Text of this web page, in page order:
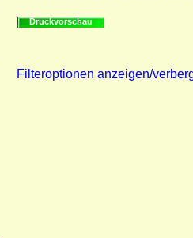
Druckvorschau
Filteroptionen anzeigen/